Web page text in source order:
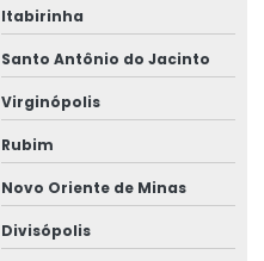
Itabirinha
Santo Antônio do Jacinto
Virginópolis
Rubim
Novo Oriente de Minas
Divisópolis